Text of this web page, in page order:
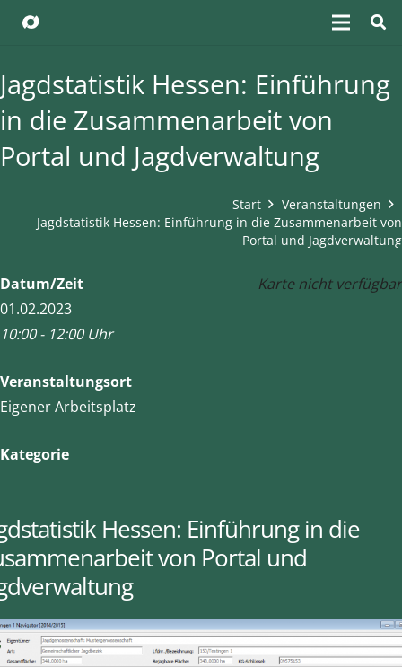
Jagdstatistik Hessen: Einführung
in die Zusammenarbeit von
Portal und Jagdverwaltung
Start
Veranstaltungen
Jagdstatistik Hessen: Einführung in die Zusammenarbeit von
Portal und Jagdverwaltung
Karte nicht verfügbar
Datum/Zeit
01.02.2023
10:00 - 12:00 Uhr
Veranstaltungsort
Eigener Arbeitsplatz
Kategorie
Hessen: Einführung in die
von Portal und